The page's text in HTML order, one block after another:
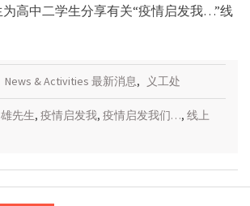
高中二学生分享有关“疫情启发我…”线
News & Activities 最新消息, 义工处
先生, 疫情启发我, 疫情启发我们…, 线上